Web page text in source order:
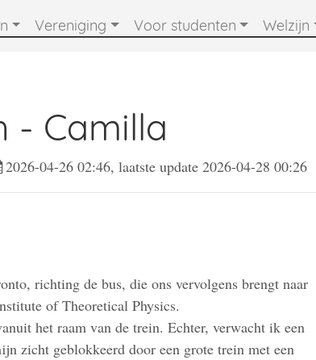
Vereniging Voor studenten Welzijn
- Camilla
2026-04-26 02:46, laatste update 2026-04-28 00:26
richting de bus, die ons vervolgens brengt naar
of Theoretical Physics.
het raam van de trein. Echter, verwacht ik een
zicht geblokkeerd door een grote trein met een